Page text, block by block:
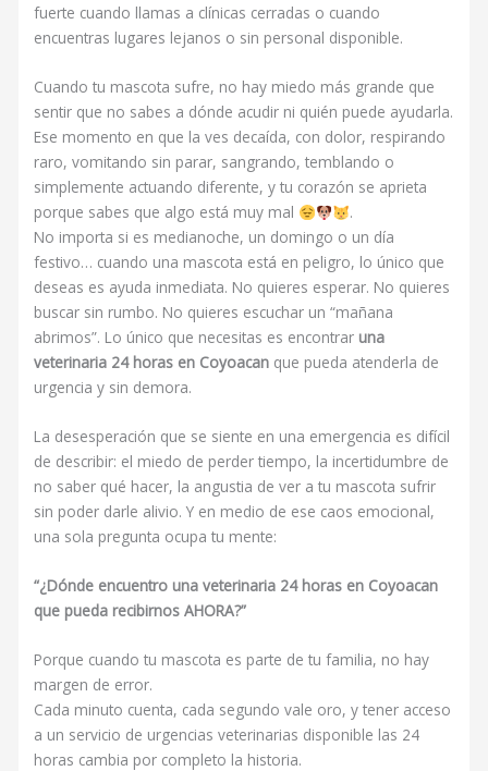
fuerte cuando llamas a clínicas cerradas o cuando
encuentras lugares lejanos o sin personal disponible.
Cuando tu mascota sufre, no hay miedo más grande que
sentir que no sabes a dónde acudir ni quién puede ayudarla.
Ese momento en que la ves decaída, con dolor, respirando
raro, vomitando sin parar, sangrando, temblando o
simplemente actuando diferente, y tu corazón se aprieta
porque sabes que algo está muy mal
.
No importa si es medianoche, un domingo o un día
festivo… cuando una mascota está en peligro, lo único que
deseas es ayuda inmediata. No quieres esperar. No quieres
buscar sin rumbo. No quieres escuchar un “mañana
abrimos”. Lo único que necesitas es encontrar una
veterinaria 24 horas en Coyoacan que pueda atenderla de
urgencia y sin demora.
La desesperación que se siente en una emergencia es difícil
de describir: el miedo de perder tiempo, la incertidumbre de
no saber qué hacer, la angustia de ver a tu mascota sufrir
sin poder darle alivio. Y en medio de ese caos emocional,
una sola pregunta ocupa tu mente:
“¿Dónde encuentro una veterinaria 24 horas en Coyoacan
que pueda recibirnos AHORA?”
Porque cuando tu mascota es parte de tu familia, no hay
margen de error.
Cada minuto cuenta, cada segundo vale oro, y tener acceso
a un servicio de urgencias veterinarias disponible las 24
horas cambia por completo la historia.